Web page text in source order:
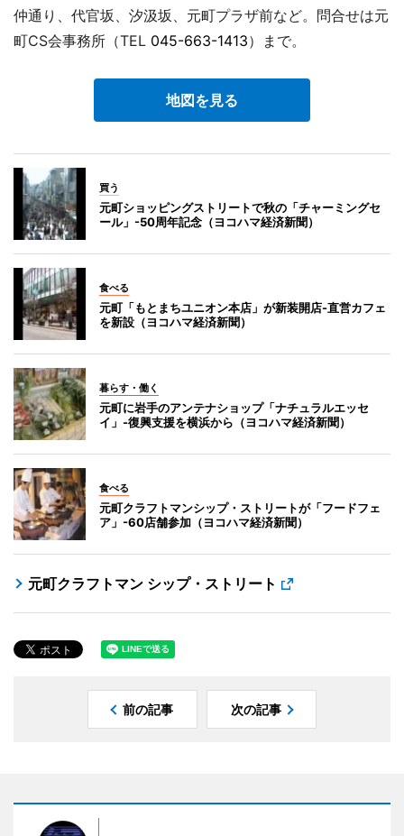
仲通り、代官坂、汐汲坂、元町プラザ前など。問合せは元
町CS会事務所（TEL 045-663-1413）まで。
地図を見る
買う
元町ショッピングストリートで秋の「チャーミングセ
ール」-50周年記念（ヨコハマ経済新聞）
食べる
元町「もとまちユニオン本店」が新装開店-直営カフェ
を新設（ヨコハマ経済新聞）
暮らす・働く
元町に岩手のアンテナショップ「ナチュラルエッセ
イ」-復興支援を横浜から（ヨコハマ経済新聞）
食べる
元町クラフトマンシップ・ストリートが「フードフェ
ア」-60店舗参加（ヨコハマ経済新聞）
元町クラフトマン シップ・ストリート
前の記事 次の記事